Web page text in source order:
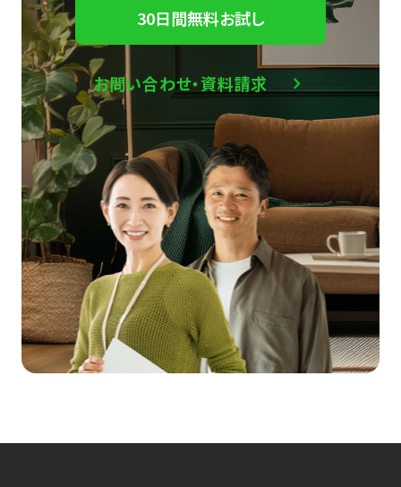
30日間無料お試し
お問い合わせ・資料請求